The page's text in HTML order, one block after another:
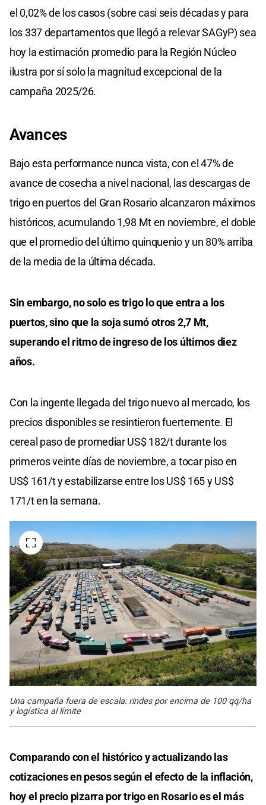
el 0,02% de los casos (sobre casi seis décadas y para
los 337 departamentos que llegó a relevar SAGyP) sea
hoy la estimación promedio para la Región Núcleo
ilustra por sí solo la magnitud excepcional de la
campaña 2025/26.
Avances
Bajo esta performance nunca vista, con el 47% de
avance de cosecha a nivel nacional, las descargas de
trigo en puertos del Gran Rosario alcanzaron máximos
históricos, acumulando 1,98 Mt en noviembre, el doble
que el promedio del último quinquenio y un 80% arriba
de la media de la última década.
Sin embargo, no solo es trigo lo que entra a los
puertos, sino que la soja sumó otros 2,7 Mt,
superando el ritmo de ingreso de los últimos diez
años.
Con la ingente llegada del trigo nuevo al mercado, los
precios disponibles se resintieron fuertemente. El
cereal paso de promediar US$ 182/t durante los
primeros veinte días de noviembre, a tocar piso en
US$ 161/t y estabilizarse entre los US$ 165 y US$
171/t en la semana.
Una campaña fuera de escala: rindes por encima de 100 qq/ha
y logística al límite
Comparando con el histórico y actualizando las
cotizaciones en pesos según el efecto de la inflación,
hoy el precio pizarra por trigo en Rosario es el más